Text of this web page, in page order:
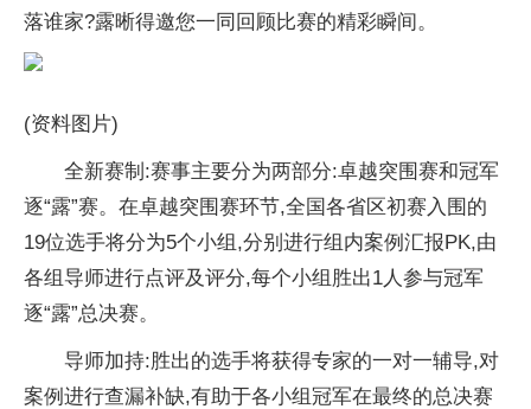
落谁家?露晰得邀您一同回顾比赛的精彩瞬间。
(资料图片)
全新赛制:赛事主要分为两部分:卓越突围赛和冠军
逐“露”赛。在卓越突围赛环节,全国各省区初赛入围的
19位选手将分为5个小组,分别进行组内案例汇报PK,由
各组导师进行点评及评分,每个小组胜出1人参与冠军
逐“露”总决赛。
导师加持:胜出的选手将获得专家的一对一辅导,对
案例进行查漏补缺,有助于各小组冠军在最终的总决赛